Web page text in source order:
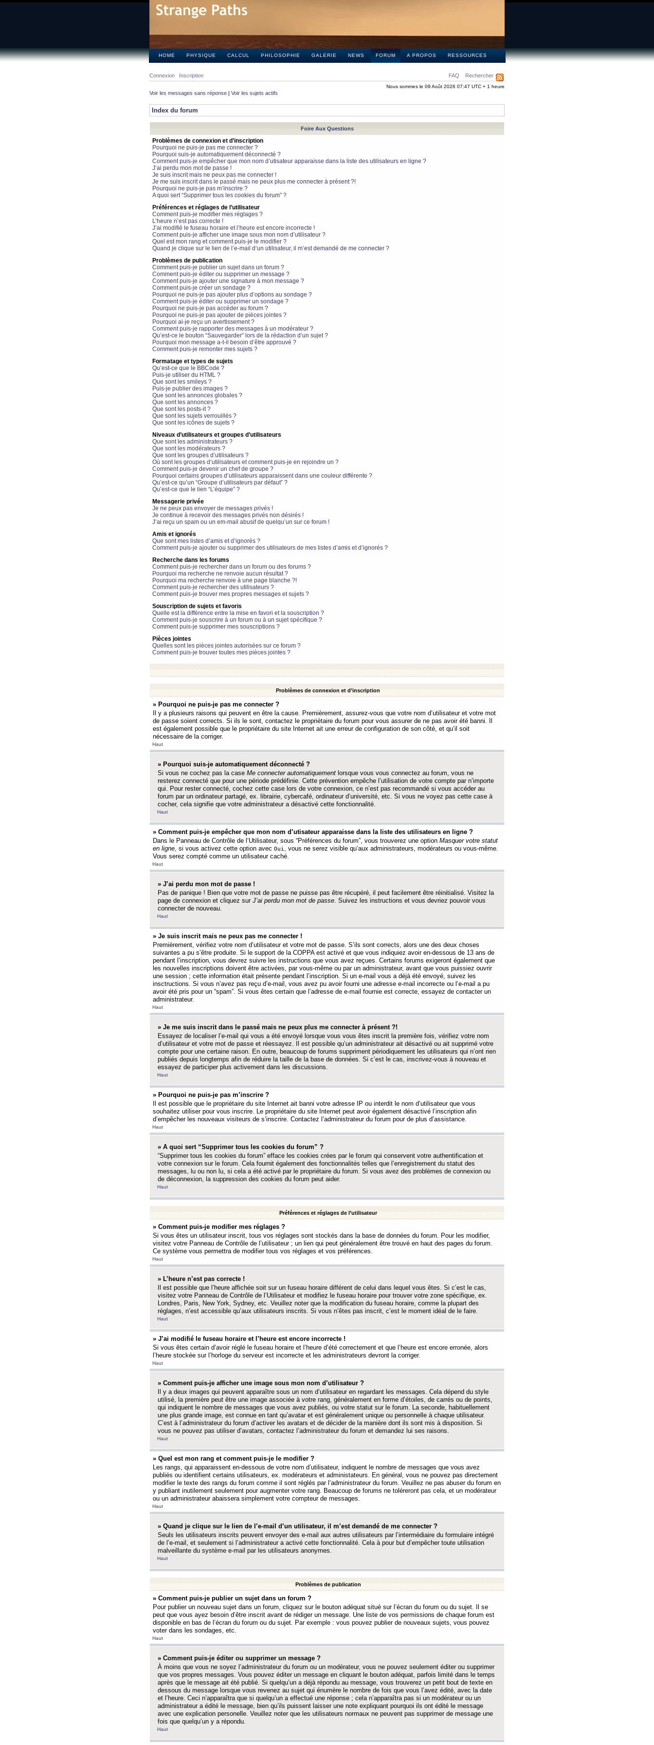
HOME PHYSIQUE CALCUL PHILOSOPHIE GALERIE NEWS FORUM A PROPOS RESSOURCES
FAQ Rechercher
Connexion Inscription
Nous sommes le 09 Août 2026 07:47 UTC + 1 heure
Voir les messages sans réponse | Voir les sujets actifs
Index du forum
Foire Aux Questions
Problèmes de connexion et d’inscription
Pourquoi ne puis-je pas me connecter ?
Pourquoi suis-je automatiquement déconnecté ?
Comment puis-je empêcher que mon nom d’utisateur apparaisse dans la liste des utilisateurs en ligne ?
J’ai perdu mon mot de passe !
Je suis inscrit mais ne peux pas me connecter !
Je me suis inscrit dans le passé mais ne peux plus me connecter à présent ?!
Pourquoi ne puis-je pas m’inscrire ?
A quoi sert “Supprimer tous les cookies du forum” ?
Préférences et réglages de l’utilisateur
Comment puis-je modifier mes réglages ?
L’heure n’est pas correcte !
J’ai modifié le fuseau horaire et l’heure est encore incorrecte !
Comment puis-je afficher une image sous mon nom d’utilisateur ?
Quel est mon rang et comment puis-je le modifier ?
Quand je clique sur le lien de l’e-mail d’un utilisateur, il m’est demandé de me connecter ?
Problèmes de publication
Comment puis-je publier un sujet dans un forum ?
Comment puis-je éditer ou supprimer un message ?
Comment puis-je ajouter une signature à mon message ?
Comment puis-je créer un sondage ?
Pourquoi ne puis-je pas ajouter plus d’options au sondage ?
Comment puis-je éditer ou supprimer un sondage ?
Pourquoi ne puis-je pas accéder au forum ?
Pourquoi ne puis-je pas ajouter de pièces jointes ?
Pourquoi ai-je reçu un avertissement ?
Comment puis-je rapporter des messages à un modérateur ?
Qu’est-ce le bouton “Sauvegarder” lors de la rédaction d’un sujet ?
Pourquoi mon message a-t-il besoin d’être approuvé ?
Comment puis-je remonter mes sujets ?
Formatage et types de sujets
Qu’est-ce que le BBCode ?
Puis-je utiliser du HTML ?
Que sont les smileys ?
Puis-je publier des images ?
Que sont les annonces globales ?
Que sont les annonces ?
Que sont les posts-it ?
Que sont les sujets verrouillés ?
Que sont les icônes de sujets ?
Niveaux d’utilisateurs et groupes d’utilisateurs
Que sont les administrateurs ?
Que sont les modérateurs ?
Que sont les groupes d’utilisateurs ?
Où sont les groupes d’utilisateurs et comment puis-je en rejoindre un ?
Comment puis-je devenir un chef de groupe ?
Pourquoi certains groupes d’utilisateurs apparaissent dans une couleur différente ?
Qu’est-ce qu’un “Groupe d’utilisateurs par défaut” ?
Qu’est-ce que le lien “L’équipe” ?
Messagerie privée
Je ne peux pas envoyer de messages privés !
Je continue à recevoir des messages privés non désirés !
J’ai reçu un spam ou un em-mail abusif de quelqu’un sur ce forum !
Amis et ignorés
Que sont mes listes d’amis et d’ignorés ?
Comment puis-je ajouter ou supprimer des utilisateurs de mes listes d’amis et d’ignorés ?
Recherche dans les forums
Comment puis-je rechercher dans un forum ou des forums ?
Pourquoi ma recherche ne renvoie aucun résultat ?
Pourquoi ma recherche renvoie à une page blanche ?!
Comment puis-je rechercher des utilisateurs ?
Comment puis-je trouver mes propres messages et sujets ?
Souscription de sujets et favoris
Quelle est la différence entre la mise en favori et la souscription ?
Comment puis-je souscrire à un forum ou à un sujet spécifique ?
Comment puis-je supprimer mes souscriptions ?
Pièces jointes
Quelles sont les pièces jointes autorisées sur ce forum ?
Comment puis-je trouver toutes mes pièces jointes ?
Problèmes de connexion et d’inscription
» Pourquoi ne puis-je pas me connecter ?
Il y a plusieurs raisons qui peuvent en être la cause. Premièrement, assurez-vous que votre nom d’utilisateur et votre mot
de passe soient corrects. Si ils le sont, contactez le propriétaire du forum pour vous assurer de ne pas avoir été banni. Il
est également possible que le propriétaire du site Internet ait une erreur de configuration de son côté, et qu’il soit
nécessaire de la corriger.
Haut
» Pourquoi suis-je automatiquement déconnecté ?
Si vous ne cochez pas la case Me connecter automatiquement lorsque vous vous connectez au forum, vous ne
resterez connecté que pour une période prédéfinie. Cette prévention empêche l’utilisation de votre compte par n’importe
qui. Pour rester connecté, cochez cette case lors de votre connexion, ce n’est pas recommandé si vous accéder au
forum par un ordinateur partagé, ex. librairie, cybercafé, ordinateur d’université, etc. Si vous ne voyez pas cette case à
cocher, cela signifie que votre administrateur a désactivé cette fonctionnalité.
Haut
» Comment puis-je empêcher que mon nom d’utisateur apparaisse dans la liste des utilisateurs en ligne ?
Dans le Panneau de Contrôle de l’Utilisateur, sous “Préférences du forum”, vous trouverez une option Masquer votre statut
en ligne, si vous activez cette option avec Oui , vous ne serez visible qu’aux administrateurs, modérateurs ou vous-même.
Vous serez compté comme un utilisateur caché.
Haut
» J’ai perdu mon mot de passe !
Pas de panique ! Bien que votre mot de passe ne puisse pas être récupéré, il peut facilement être réinitialisé. Visitez la
page de connexion et cliquez sur J’ai perdu mon mot de passe. Suivez les instructions et vous devriez pouvoir vous
connecter de nouveau.
Haut
» Je suis inscrit mais ne peux pas me connecter !
Premièrement, vérifiez votre nom d’utilisateur et votre mot de passe. S’ils sont corrects, alors une des deux choses
suivantes a pu s’être produite. Si le support de la COPPA est activé et que vous indiquiez avoir en-dessous de 13 ans de
pendant l’inscription, vous devrez suivre les instructions que vous avez reçues. Certains forums exigeront également que
les nouvelles inscriptions doivent être activées, par vous-même ou par un administrateur, avant que vous puissiez ouvrir
une session ; cette information était présente pendant l’inscription. Si un e-mail vous a déjà été envoyé, suivez les
insctructions. Si vous n’avez pas reçu d’e-mail, vous avez pu avoir fourni une adresse e-mail incorrecte ou l’e-mail a pu
avoir été pris pour un “spam”. Si vous êtes certain que l’adresse de e-mail fournie est correcte, essayez de contacter un
administrateur.
Haut
» Je me suis inscrit dans le passé mais ne peux plus me connecter à présent ?!
Essayez de localiser l’e-mail qui vous a été envoyé lorsque vous vous êtes inscrit la première fois, vérifiez votre nom
d’utilisateur et votre mot de passe et réessayez. Il est possible qu’un administrateur ait désactivé ou ait supprimé votre
compte pour une certaine raison. En outre, beaucoup de forums suppriment périodiquement les utilisateurs qui n’ont rien
publiés depuis longtemps afin de réduire la taille de la base de données. Si c’est le cas, inscrivez-vous à nouveau et
essayez de participer plus activement dans les discussions.
Haut
» Pourquoi ne puis-je pas m’inscrire ?
Il est possible que le propriétaire du site Internet ait banni votre adresse IP ou interdit le nom d’utilisateur que vous
souhaitez utiliser pour vous inscrire. Le propriétaire du site Internet peut avoir également désactivé l’inscription afin
d’empêcher les nouveaux visiteurs de s’inscrire. Contactez l’administrateur du forum pour de plus d’assistance.
Haut
» A quoi sert “Supprimer tous les cookies du forum” ?
“Supprimer tous les cookies du forum” efface les cookies crées par le forum qui conservent votre authentification et
votre connexion sur le forum. Cela fournit également des fonctionnalités telles que l’enregistrement du statut des
messages, lu ou non lu, si cela a été activé par le propriétaire du forum. Si vous avez des problèmes de connexion ou
de déconnexion, la suppression des cookies du forum peut aider.
Haut
Préférences et réglages de l’utilisateur
» Comment puis-je modifier mes réglages ?
Si vous êtes un utilisateur inscrit, tous vos réglages sont stockés dans la base de données du forum. Pour les modifier,
visitez votre Panneau de Contrôle de l’utilisateur ; un lien qui peut généralement être trouvé en haut des pages du forum.
Ce système vous permettra de modifier tous vos réglages et vos préférences.
Haut
» L’heure n’est pas correcte !
Il est possible que l’heure affichée soit sur un fuseau horaire différent de celui dans lequel vous êtes. Si c’est le cas,
visitez votre Panneau de Contrôle de l’Utilisateur et modifiez le fuseau horaire pour trouver votre zone spécifique, ex.
Londres, Paris, New York, Sydney, etc. Veuillez noter que la modification du fuseau horaire, comme la plupart des
réglages, n’est accessible qu’aux utilisateurs inscrits. Si vous n’êtes pas inscrit, c’est le moment idéal de le faire.
Haut
» J’ai modifié le fuseau horaire et l’heure est encore incorrecte !
Si vous êtes certain d’avoir réglé le fuseau horaire et l’heure d’été correctement et que l’heure est encore erronée, alors
l’heure stockée sur l’horloge du serveur est incorrecte et les administrateurs devront la corriger.
Haut
» Comment puis-je afficher une image sous mon nom d’utilisateur ?
Il y a deux images qui peuvent apparaître sous un nom d’utilisateur en regardant les messages. Cela dépend du style
utilisé, la première peut être une image associée à votre rang, généralement en forme d’étoiles, de carrés ou de points,
qui indiquent le nombre de messages que vous avez publiés, ou votre statut sur le forum. La seconde, habituellement
une plus grande image, est connue en tant qu’avatar et est généralement unique ou personnelle à chaque utilisateur.
C’est à l’administrateur du forum d’activer les avatars et de décider de la manière dont ils sont mis à disposition. Si
vous ne pouvez pas utiliser d’avatars, contactez l’administrateur du forum et demandez lui ses raisons.
Haut
» Quel est mon rang et comment puis-je le modifier ?
Les rangs, qui apparaissent en-dessous de votre nom d’utilisateur, indiquent le nombre de messages que vous avez
publiés ou identifient certains utilisateurs, ex. modérateurs et administateurs. En général, vous ne pouvez pas directement
modifier le texte des rangs du forum comme il sont réglés par l’administrateur du forum. Veuillez ne pas abuser du forum en
y publiant inutilement seulement pour augmenter votre rang. Beaucoup de forums ne toléreront pas cela, et un modérateur
ou un administrateur abaissera simplement votre compteur de messages.
Haut
» Quand je clique sur le lien de l’e-mail d’un utilisateur, il m’est demandé de me connecter ?
Seuls les utilisateurs inscrits peuvent envoyer des e-mail aux autres utilisateurs par l’intermédiaire du formulaire intégré
de l’e-mail, et seulement si l’administrateur a activé cette fonctionnalité. Cela à pour but d’empêcher toute utilisation
malveillante du système e-mail par les utilisateurs anonymes.
Haut
Problèmes de publication
» Comment puis-je publier un sujet dans un forum ?
Pour publier un nouveau sujet dans un forum, cliquez sur le bouton adéquat situé sur l’écran du forum ou du sujet. Il se
peut que vous ayez besoin d’être inscrit avant de rédiger un message. Une liste de vos permissions de chaque forum est
disponible en bas de l’écran du forum ou du sujet. Par exemple : vous pouvez publier de nouveaux sujets, vous pouvez
voter dans les sondages, etc.
Haut
» Comment puis-je éditer ou supprimer un message ?
À moins que vous ne soyez l’administrateur du forum ou un modérateur, vous ne pouvez seulement éditer ou supprimer
que vos propres messages. Vous pouvez éditer un message en cliquant le bouton adéquat, parfois limité dans le temps
après que le message ait été publié. Si quelqu’un a déjà répondu au message, vous trouverez un petit bout de texte en
dessous du message lorsque vous revenez au sujet qui énumère le nombre de fois que vous l’avez édité, avec la date
et l’heure. Ceci n’apparaîtra que si quelqu’un a effectué une réponse ; cela n’apparaîtra pas si un modérateur ou un
administrateur a édité le message, bien qu’ils puissent laisser une note expliquant pourquoi ils ont édité le message
avec une explication personelle. Veuillez noter que les utilisateurs normaux ne peuvent pas supprimer de message une
fois que quelqu’un y a répondu.
Haut